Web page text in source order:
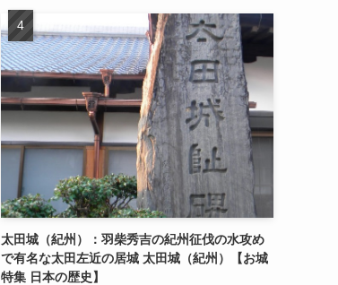
太田城（紀州）：羽柴秀吉の紀州征伐の水攻め
で有名な太田左近の居城 太田城（紀州）【お城
特集 日本の歴史】